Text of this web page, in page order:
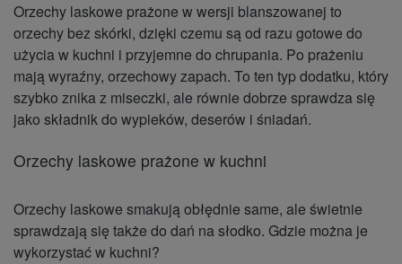
Orzechy laskowe prażone w wersji blanszowanej to
orzechy bez skórki, dzięki czemu są od razu gotowe do
użycia w kuchni i przyjemne do chrupania. Po prażeniu
mają wyraźny, orzechowy zapach. To ten typ dodatku, który
szybko znika z miseczki, ale równie dobrze sprawdza się
jako składnik do wypieków, deserów i śniadań.
Orzechy laskowe prażone w kuchni
Orzechy laskowe smakują obłędnie same, ale świetnie
sprawdzają się także do dań na słodko. Gdzie można je
wykorzystać w kuchni?